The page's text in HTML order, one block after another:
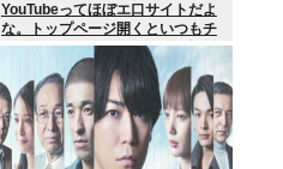
YouTubeってほぼエ口サイトだよ
な。トップページ開くといつもチ
アダンスとかローアングルで撮影
した街撮り動画ばっか出てくるじ
ゃん